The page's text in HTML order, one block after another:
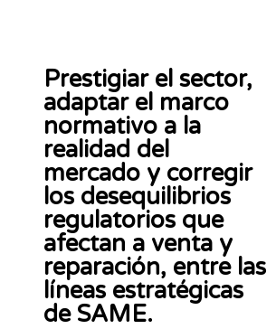
Prestigiar el sector,
adaptar el marco
normativo a la
realidad del
mercado y corregir
los desequilibrios
regulatorios que
afectan a venta y
reparación, entre las
líneas estratégicas
de SAME.